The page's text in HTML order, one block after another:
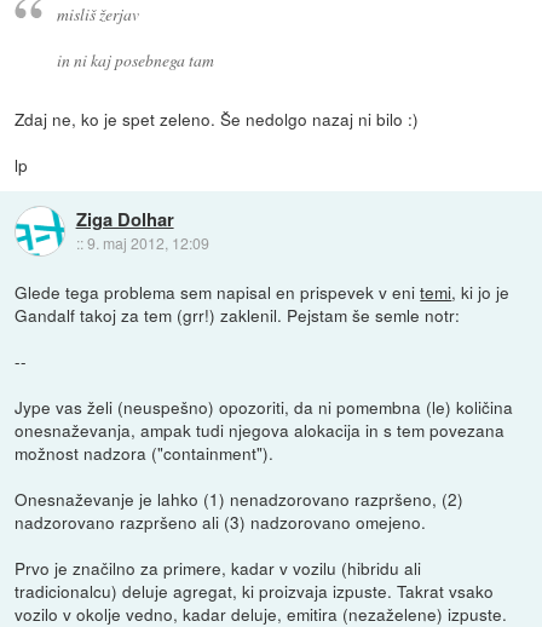
misliš žerjav
in ni kaj posebnega tam
Zdaj ne, ko je spet zeleno. Še nedolgo nazaj ni bilo :)
lp
Ziga Dolhar
::9. maj 2012, 12:09
Glede tega problema sem napisal en prispevek v enitemi, ki jo je
Gandalf takoj za tem (grr!) zaklenil. Pejstam še semle notr:
--
Jype vas želi (neuspešno) opozoriti, da ni pomembna (le) količina
onesnaževanja, ampak tudi njegova alokacija in s tem povezana
možnost nadzora ("containment").
Onesnaževanje je lahko (1) nenadzorovano razpršeno, (2)
nadzorovano razpršeno ali (3) nadzorovano omejeno.
Prvo je značilno za primere, kadar v vozilu (hibridu ali
tradicionalcu) deluje agregat, ki proizvaja izpuste. Takrat vsako
vozilo v okolje vedno, kadar deluje, emitira (nezaželene) izpuste.